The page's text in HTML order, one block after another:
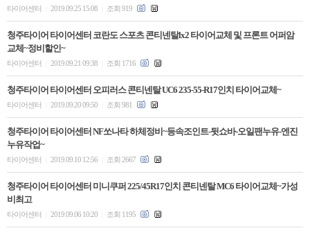
타이어센터 2019.09.25 15:08 조회 919
청주타이어 타이어센터 코란도 스포츠 콘티넨탈lx2 타이어교체 및 프론트 어퍼암
교체~정비할인~
타이어센터 2019.09.21 09:38 조회 1716
청주타이어 타이어센터 오피러스 콘티넨탈 UC6 235-55-R17인치 타이어교체~
타이어센터 2019.09.20 09:50 조회 981
청주타이어 타이어센터 NF쏘나타 하체정비~등속조인트-뒷쇼바-오일팬누유-엔진
누유작업~
타이어센터 2019.09.10 12:56 조회 2667
청주타이어 타이어센터 미니쿠퍼 225/45R17인치 콘티넨탈 MC6 타이어교체~가성
비최고
타이어센터 2019.09.06 10:20 조회 1195